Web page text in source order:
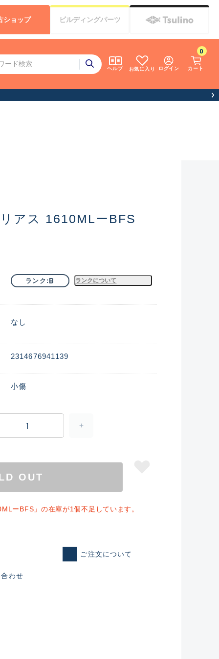
ヘルプ お気に入り ログイン カート
0
ショップ ビルディングパーツ
アス 1610MLーBFS
ランク B ランクについて
なし
2314676941139
小傷
OUT
ーBFS」の在庫が1個不足しています。
ご注文について
わせ